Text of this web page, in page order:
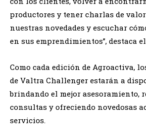
productores y tener charlas de
nuestras novedades y escuchar
en sus emprendimientos”, destaca
Como cada edición de Agroactiva,
de Valtra Challenger estarán a
brindando el mejor asesoramiento,
consultas y ofreciendo novedosas
servicios.